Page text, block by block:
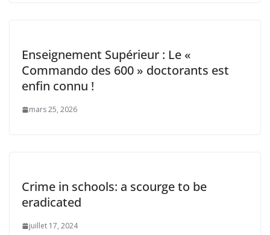
Enseignement Supérieur : Le «
Commando des 600 » doctorants est
enfin connu !
mars 25, 2026
Crime in schools: a scourge to be
eradicated
juillet 17, 2024